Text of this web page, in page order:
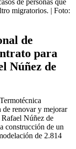
migratorios. | Foto:
de
para
Núñez de
de renovar y mejorar
Núñez de
construcción de un
de 2.814